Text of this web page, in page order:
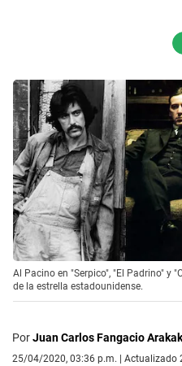
Al Pacino en "Serpico", "El Padrino" y
de la estrella estadounidense.
PorJuan Carlos Fangacio
25/04/2020, 03:36 p.m. | Actualizado